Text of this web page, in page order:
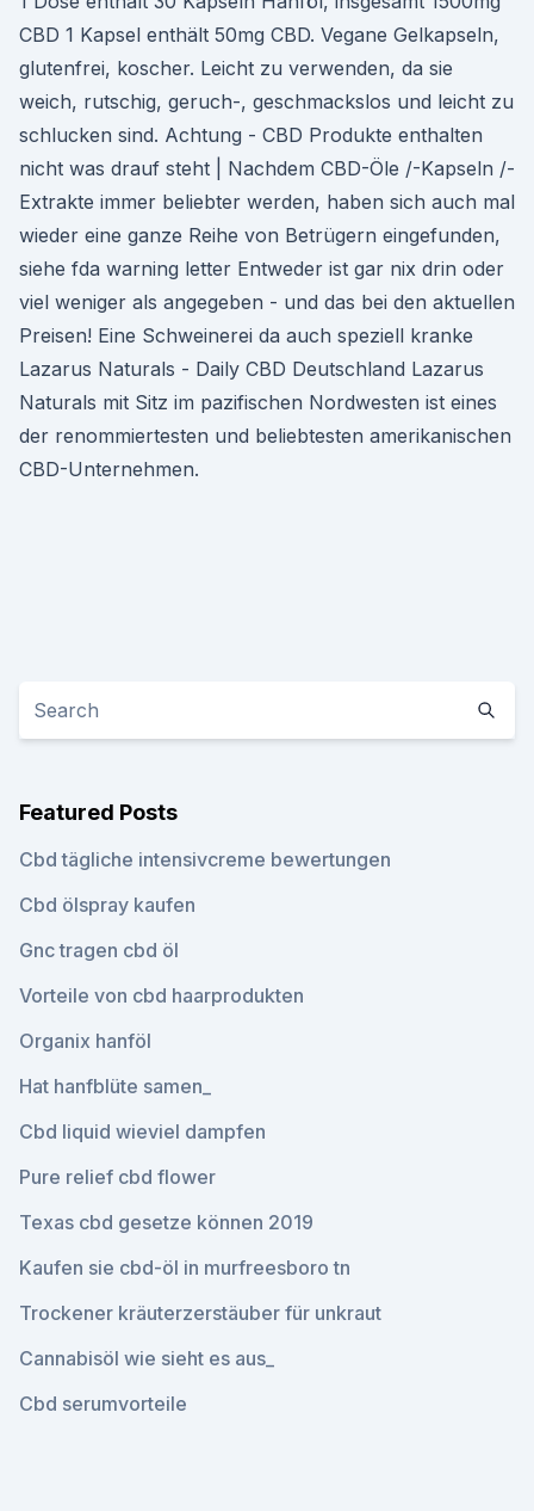
CBD 1 Kapsel enthält 50mg CBD. Vegane Gelkapseln,
glutenfrei, koscher. Leicht zu verwenden, da sie
weich, rutschig, geruch-, geschmackslos und leicht zu
schlucken sind. Achtung - CBD Produkte enthalten
nicht was drauf steht | Nachdem CBD-Öle /-Kapseln /-
Extrakte immer beliebter werden, haben sich auch mal
wieder eine ganze Reihe von Betrügern eingefunden,
siehe fda warning letter Entweder ist gar nix drin oder
viel weniger als angegeben - und das bei den aktuellen
Preisen! Eine Schweinerei da auch speziell kranke
Lazarus Naturals - Daily CBD Deutschland Lazarus
Naturals mit Sitz im pazifischen Nordwesten ist eines
der renommiertesten und beliebtesten amerikanischen
CBD-Unternehmen.
Featured Posts
Cbd tägliche intensivcreme bewertungen
Cbd ölspray kaufen
Gnc tragen cbd öl
Vorteile von cbd haarprodukten
Organix hanföl
Hat hanfblüte samen_
Cbd liquid wieviel dampfen
Pure relief cbd flower
Texas cbd gesetze können 2019
Kaufen sie cbd-öl in murfreesboro tn
Trockener kräuterzerstäuber für unkraut
Cannabisöl wie sieht es aus_
Cbd serumvorteile